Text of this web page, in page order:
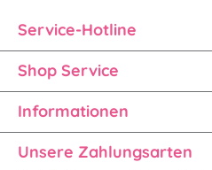
Service-Hotline
Shop Service
Informationen
Unsere Zahlungsarten